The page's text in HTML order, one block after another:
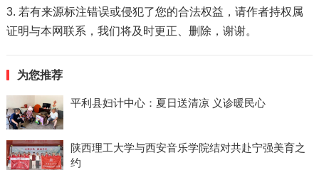
3. 若有来源标注错误或侵犯了您的合法权益，请作者持权属
证明与本网联系，我们将及时更正、删除，谢谢。
为您推荐
平利县妇计中心：夏日送清凉 义诊暖民心
陕西理工大学与西安音乐学院结对共赴宁强美育之
约